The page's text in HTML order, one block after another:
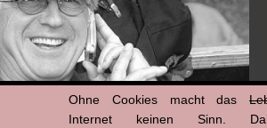
Ohne Cookies macht das
Internet keinen Sinn.